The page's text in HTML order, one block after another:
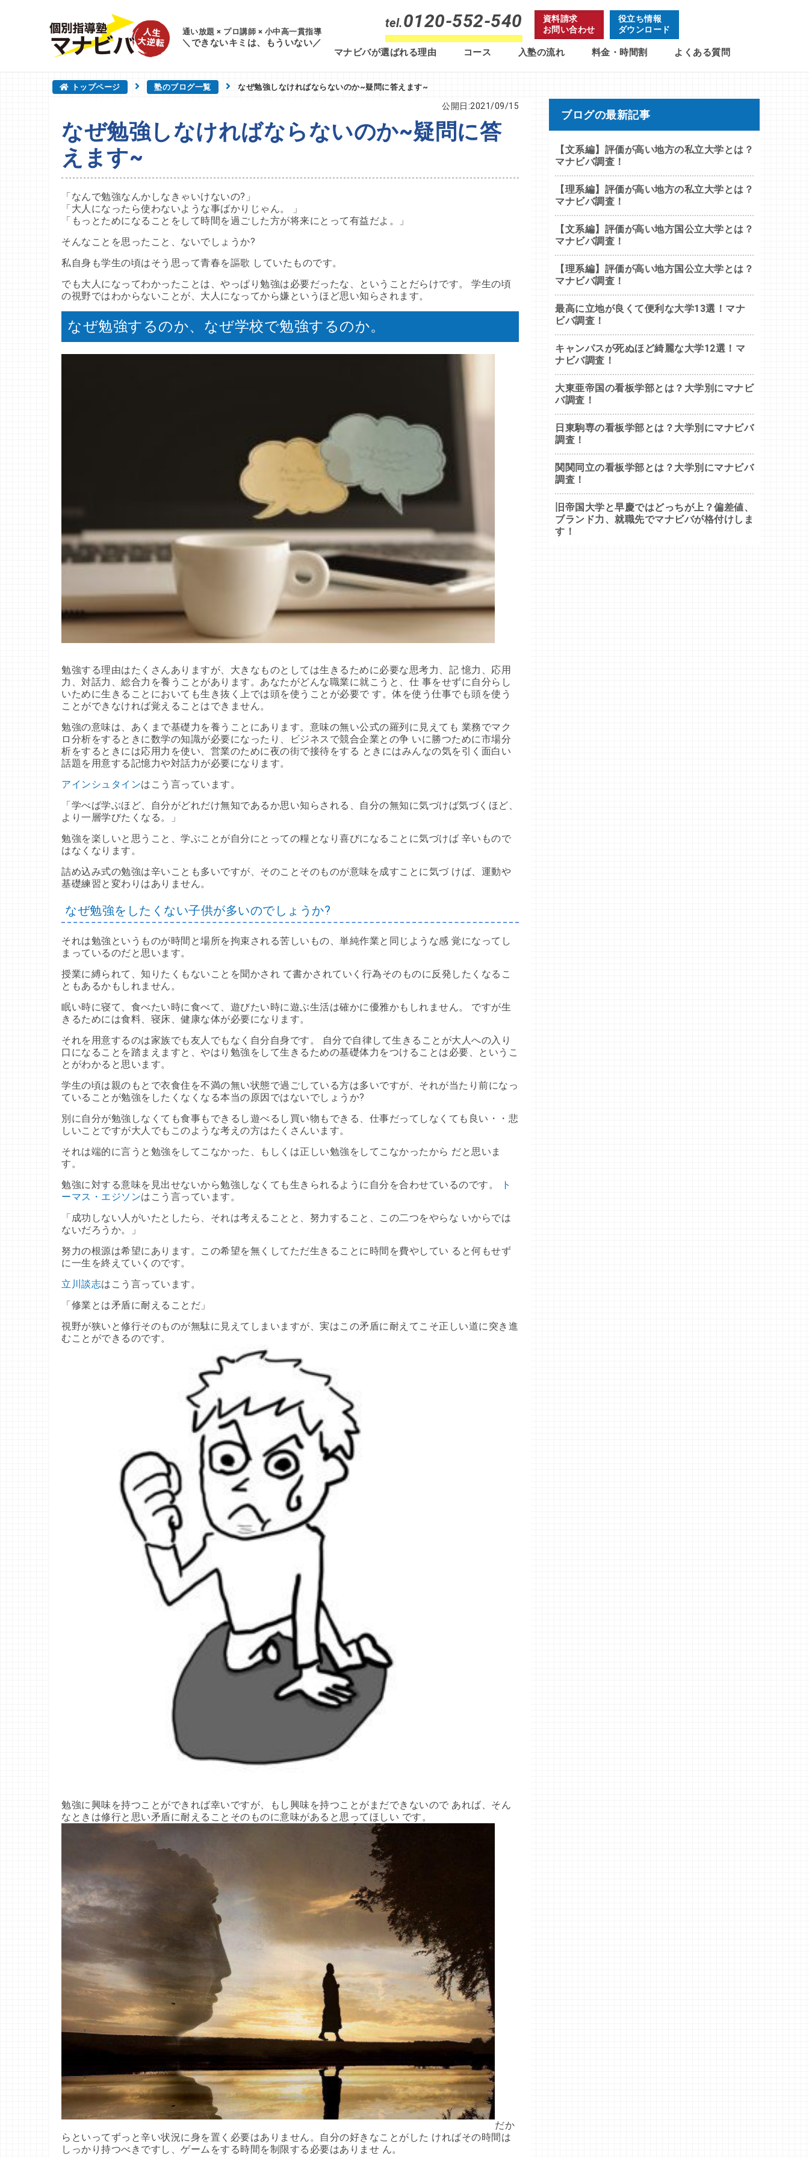
通い放題 × プロ講師 × 小中高一貫指導
＼できないキミは、もういない／
tel.0120-552-540
資料請求
お問い合わせ
役立ち情報
ダウンロード
マナビバが選ばれる理由 コース 入塾の流れ 料金・時間割 よくある質問
トップページ 塾のブログ一覧 なぜ勉強しなければならないのか~疑問に答えます~
公開日:2021/09/15
なぜ勉強しなければならないのか~疑問に答
えます~
「なんで勉強なんかしなきゃいけないの?」
「大人になったら使わないような事ばかりじゃん。 」
「もっとためになることをして時間を過ごした方が将来にとって有益だよ。」
そんなことを思ったこと、ないでしょうか?
私自身も学生の頃はそう思って青春を謳歌 していたものです。
でも大人になってわかったことは、やっぱり勉強は必要だったな、ということだらけです。 学生の頃
の視野ではわからないことが、大人になってから嫌というほど思い知らされます。
なぜ勉強するのか、なぜ学校で勉強するのか。
勉強する理由はたくさんありますが、大きなものとしては生きるために必要な思考力、記 憶力、応用
力、対話力、総合力を養うことがあります。あなたがどんな職業に就こうと、仕 事をせずに自分らし
いために生きることにおいても生き抜く上では頭を使うことが必要で す。体を使う仕事でも頭を使う
ことができなければ覚えることはできません。
勉強の意味は、あくまで基礎力を養うことにあります。意味の無い公式の羅列に見えても 業務でマク
ロ分析をするときに数学の知識が必要になったり、ビジネスで競合企業との争 いに勝つために市場分
析をするときには応用力を使い、営業のために夜の街で接待をする ときにはみんなの気を引く面白い
話題を用意する記憶力や対話力が必要になります。
アインシュタインはこう言っています。
「学べば学ぶほど、自分がどれだけ無知であるか思い知らされる、自分の無知に気づけば気づくほど、
より一層学びたくなる。」
勉強を楽しいと思うこと、学ぶことが自分にとっての糧となり喜びになることに気づけば 辛いもので
はなくなります。
詰め込み式の勉強は辛いことも多いですが、そのことそのものが意味を成すことに気づ けば、運動や
基礎練習と変わりはありません。
なぜ勉強をしたくない子供が多いのでしょうか?
それは勉強というものが時間と場所を拘束される苦しいもの、単純作業と同じような感 覚になってし
まっているのだと思います。
授業に縛られて、知りたくもないことを聞かされ て書かされていく行為そのものに反発したくなるこ
ともあるかもしれません。
眠い時に寝て、食べたい時に食べて、遊びたい時に遊ぶ生活は確かに優雅かもしれません。 ですが生
きるためには食料、寝床、健康な体が必要になります。
それを用意するのは家族でも友人でもなく自分自身です。 自分で自律して生きることが大人への入り
口になることを踏まえますと、やはり勉強をして生きるための基礎体力をつけることは必要、というこ
とがわかると思います。
学生の頃は親のもとで衣食住を不満の無い状態で過ごしている方は多いですが、それが当たり前になっ
ていることが勉強をしたくなくなる本当の原因ではないでしょうか?
別に自分が勉強しなくても食事もできるし遊べるし買い物もできる、仕事だってしなくても良い・・悲
しいことですが大人でもこのような考えの方はたくさんいます。
それは端的に言うと勉強をしてこなかった、もしくは正しい勉強をしてこなかったから だと思いま
す。
勉強に対する意味を見出せないから勉強しなくても生きられるように自分を合わせているのです。
ト
ーマス・エジソンはこう言っています。
「成功しない人がいたとしたら、それは考えることと、努力すること、この二つをやらな いからでは
ないだろうか。」
努力の根源は希望にあります。この希望を無くしてただ生きることに時間を費やしてい ると何もせず
に一生を終えていくのです。
立川談志はこう言っています。
「修業とは矛盾に耐えることだ」
視野が狭いと修行そのものが無駄に見えてしまいますが、実はこの矛盾に耐えてこそ正しい道に突き進
むことができるのです。
勉強に興味を持つことができれば幸いですが、もし興味を持つことがまだできないので あれば、そん
なときは修行と思い矛盾に耐えることそのものに意味があると思ってほしい です。
だか
らといってずっと辛い状況に身を置く必要はありません。自分の好きなことがした ければその時間は
しっかり持つべきですし、ゲームをする時間を制限する必要はありませ ん。
ブログの最新記事
【文系編】評価が高い地方の私立大学とは？
マナビバ調査！
【理系編】評価が高い地方の私立大学とは？
マナビバ調査！
【文系編】評価が高い地方国公立大学とは？
マナビバ調査！
【理系編】評価が高い地方国公立大学とは？
マナビバ調査！
最高に立地が良くて便利な大学13選！マナ
ビバ調査！
キャンパスが死ぬほど綺麗な大学12選！マ
ナビバ調査！
大東亜帝国の看板学部とは？大学別にマナビ
バ調査！
日東駒専の看板学部とは？大学別にマナビバ
調査！
関関同立の看板学部とは？大学別にマナビバ
調査！
旧帝国大学と早慶ではどっちが上？偏差値、
ブランド力、就職先でマナビバが格付けしま
す！